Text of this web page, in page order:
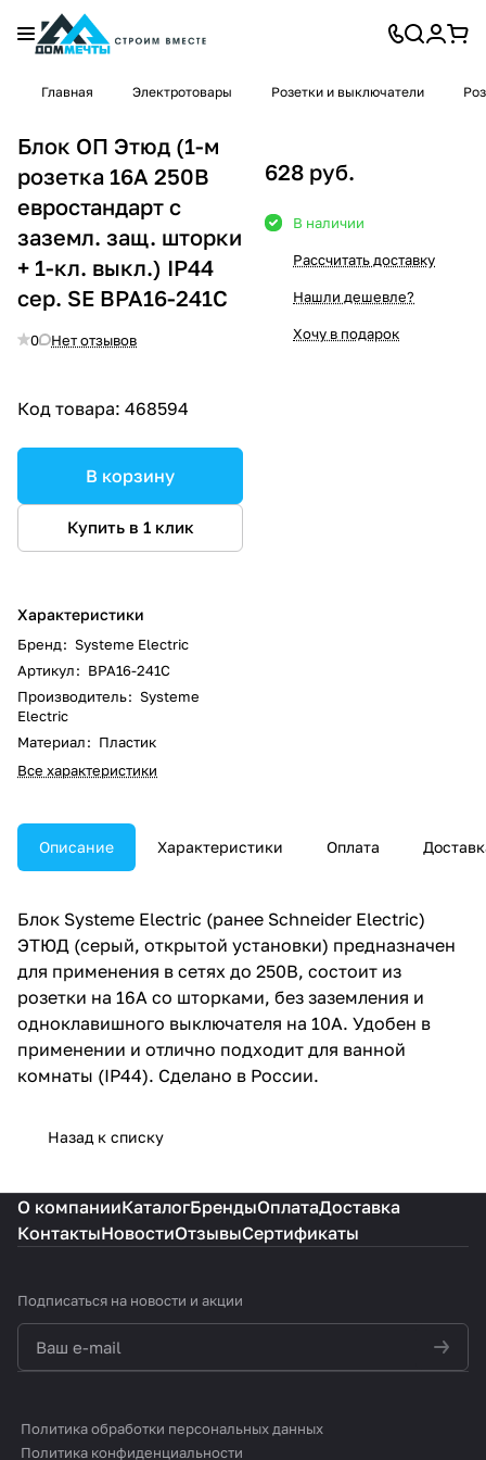
Главная Электротовары Розетки и выключатели
Блок ОП Этюд (1-м
розетка 16А 250В
евростандарт с
заземл. защ. шторки
+ 1-кл. выкл.) IP44
сер. SE BPA16-241C
0 Нет отзывов
Код товара: 468594
В корзину
Купить в 1 клик
Характеристики
Бренд: Systeme Electric
Артикул: BPA16-241C
Производитель: Systeme
Electric
Материал: Пластик
Все характеристики
628 руб.
В наличии
Рассчитать доставку
Нашли дешевле?
Хочу в подарок
Описание Характеристики Оплата
Блок Systeme Electric (ранее Schneider Electric)
ЭТЮД (серый, открытой установки) предназначен
для применения в сетях до 250В, состоит из
розетки на 16А со шторками, без заземления и
одноклавишного выключателя на 10А. Удобен в
применении и отлично подходит для ванной
комнаты (IP44). Сделано в России.
Назад к списку
О компанииКаталогБрендыОплатаДоставка
КонтактыНовостиОтзывыСертификаты
Подписаться на новости и акции
Политика обработки персональных данных
Политика конфиденциальности